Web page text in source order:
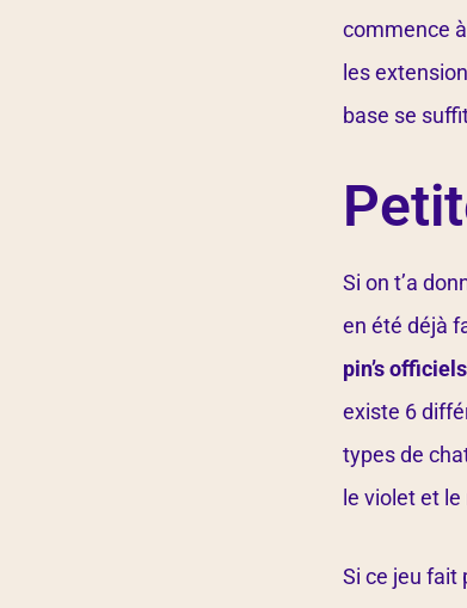
commence
les
base se
Si on t’a
en été déjà
pin’s
existe 6
types de
le violet et
Si ce jeu fait